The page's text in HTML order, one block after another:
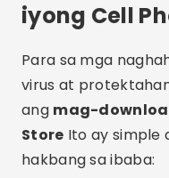
iyong Cell
Para sa mga
virus at
ang mag-
Store Ito ay simple
hakbang sa ibaba: